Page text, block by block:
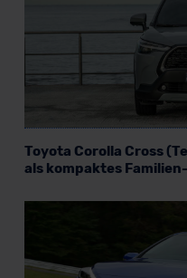
Toyota Corolla Cross
als kompaktes